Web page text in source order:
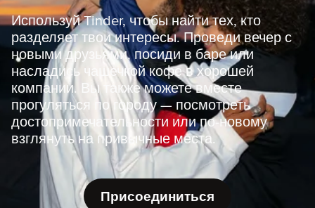
а
T
i
n
d
e
r
Используй Tinder, чтобы найти тех, кто
разделяет твои интересы. Проведи вечер с
новыми друзьями, посиди в баре или
насладись чашечкой кофе в хорошей
компании. Вы также можете вместе
прогуляться по городу — посмотреть
достопримечательности или по-новому
взглянуть на привычные места.
Присоединиться